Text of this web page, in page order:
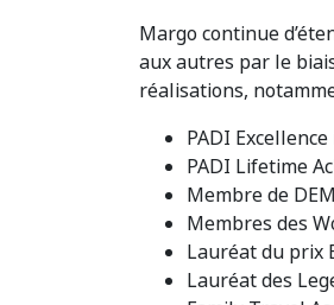
Margo continue
aux autres par le
réalisations,
PADI
PADI Lifetime
Membre de
Membres des
Lauréat du prix
Lauréat des